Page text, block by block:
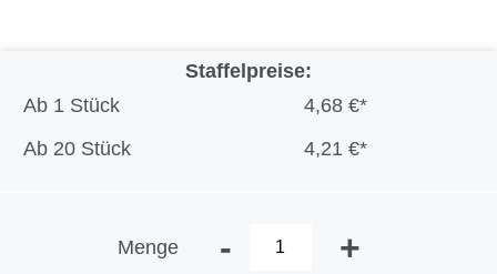
Staffelpreise:
Ab 1 Stück
4,68 €*
Ab 20 Stück 4,21 €*
Menge - +